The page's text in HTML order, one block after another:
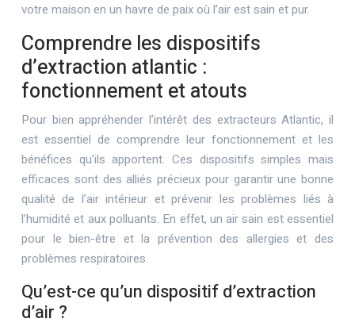
votre maison en un havre de paix où l’air est sain et pur.
Comprendre les dispositifs
d’extraction atlantic :
fonctionnement et atouts
Pour bien appréhender l’intérêt des extracteurs Atlantic, il
est essentiel de comprendre leur fonctionnement et les
bénéfices qu’ils apportent. Ces dispositifs simples mais
efficaces sont des alliés précieux pour garantir une bonne
qualité de l’air intérieur et prévenir les problèmes liés à
l’humidité et aux polluants. En effet, un air sain est essentiel
pour le bien-être et la prévention des allergies et des
problèmes respiratoires.
Qu’est-ce qu’un dispositif d’extraction
d’air ?